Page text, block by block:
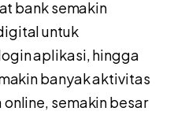
bank semakin
untuk
aplikasi, hingga
banyak aktivitas
semakin besar